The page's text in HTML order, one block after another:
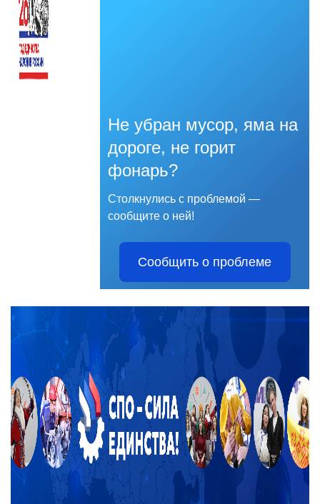
Не убран мусор, яма на
дороге, не горит
фонарь?
Столкнулись с проблемой —
сообщите о ней!
Сообщить о проблеме